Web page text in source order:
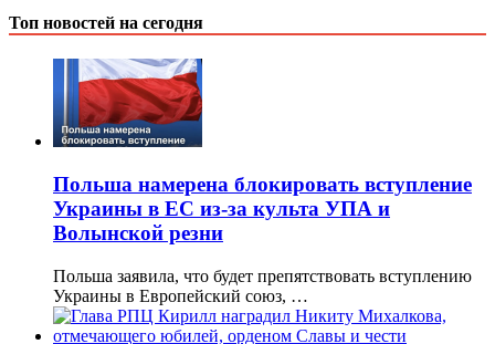
Топ новостей на сегодня
Польша намерена блокировать вступление
Украины в ЕС из-за культа УПА и
Волынской резни
Польша заявила, что будет препятствовать вступлению
Украины в Европейский союз, …